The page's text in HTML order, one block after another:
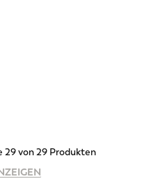
29 von 29 Produkten